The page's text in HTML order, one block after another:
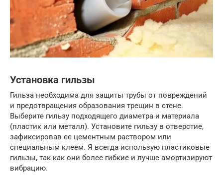
Установка гильзы
Гильза необходима для защиты трубы от повреждений
и предотвращения образования трещин в стене.
Выберите гильзу подходящего диаметра и материала
(пластик или металл). Установите гильзу в отверстие,
зафиксировав ее цементным раствором или
специальным клеем. Я всегда использую пластиковые
гильзы, так как они более гибкие и лучше амортизируют
вибрацию.